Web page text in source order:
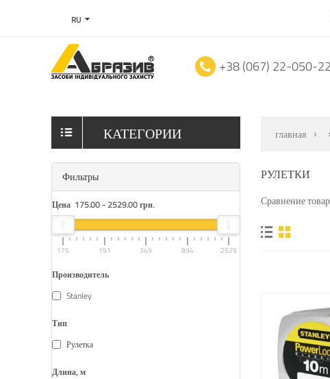
RU
+38 (067) 22-050-22
КАТЕГОРИИ
Фильтры
Цена 175.00-2529.00грн.
175 191 349 894 2529
Производитель
Stanley
Тип
Рулетка
Длина, м
главная
РУЛЕТКИ
Сравнение